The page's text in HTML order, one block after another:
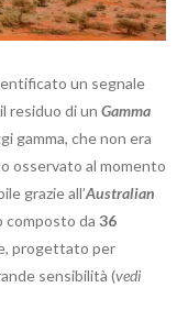
un segnale
residuo di un Gamma
gamma, che non era
osservato al momento
grazie all’Australian
composto da 36
progettato per
sensibilità (vedi